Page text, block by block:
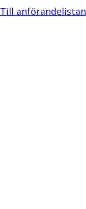
Till anförandelistan